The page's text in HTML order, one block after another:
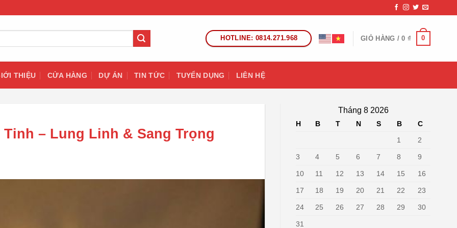
HOTLINE: 0814.271.968 GIỎ HÀNG /0 ₫ 0
THIỆU CỬA HÀNG DỰ ÁN TIN TỨC TUYỂN DỤNG LIÊN HỆ
– Lung Linh & Sang Trọng
Tháng 8 2026
H B T N S B
C
1
2
3 4 5 6 7 8 9
10 11 12 13 14 15 16
17 18 19 20 21 22 23
24 25 26 27 28 29 30
31